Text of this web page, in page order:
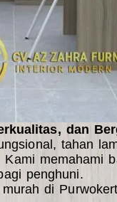
dan
tahan
memahami
penghuni.
di